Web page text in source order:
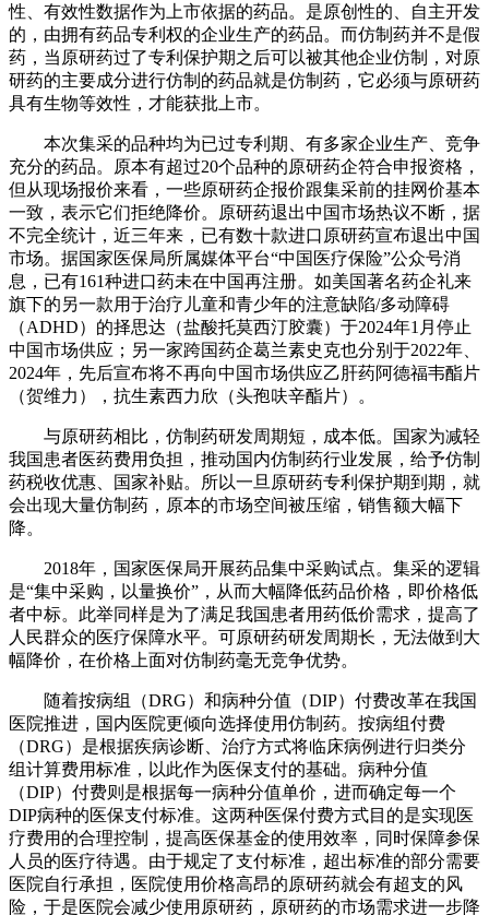
性、有效性数据作为上市依据的药品。是原创性的、自主开发
的，由拥有药品专利权的企业生产的药品。而仿制药并不是假
药，当原研药过了专利保护期之后可以被其他企业仿制，对原
研药的主要成分进行仿制的药品就是仿制药，它必须与原研药
具有生物等效性，才能获批上市。
本次集采的品种均为已过专利期、有多家企业生产、竞争
充分的药品。原本有超过20个品种的原研药企符合申报资格，
但从现场报价来看，一些原研药企报价跟集采前的挂网价基本
一致，表示它们拒绝降价。原研药退出中国市场热议不断，据
不完全统计，近三年来，已有数十款进口原研药宣布退出中国
市场。据国家医保局所属媒体平台“中国医疗保险”公众号消
息，已有161种进口药未在中国再注册。如美国著名药企礼来
旗下的另一款用于治疗儿童和青少年的注意缺陷/多动障碍
（ADHD）的择思达（盐酸托莫西汀胶囊）于2024年1月停止
中国市场供应；另一家跨国药企葛兰素史克也分别于2022年、
2024年，先后宣布将不再向中国市场供应乙肝药阿德福韦酯片
（贺维力），抗生素西力欣（头孢呋辛酯片）。
与原研药相比，仿制药研发周期短，成本低。国家为减轻
我国患者医药费用负担，推动国内仿制药行业发展，给予仿制
药税收优惠、国家补贴。所以一旦原研药专利保护期到期，就
会出现大量仿制药，原本的市场空间被压缩，销售额大幅下
降。
2018年，国家医保局开展药品集中采购试点。集采的逻辑
是“集中采购，以量换价”，从而大幅降低药品价格，即价格低
者中标。此举同样是为了满足我国患者用药低价需求，提高了
人民群众的医疗保障水平。可原研药研发周期长，无法做到大
幅降价，在价格上面对仿制药毫无竞争优势。
随着按病组（DRG）和病种分值（DIP）付费改革在我国
医院推进，国内医院更倾向选择使用仿制药。按病组付费
（DRG）是根据疾病诊断、治疗方式将临床病例进行归类分
组计算费用标准，以此作为医保支付的基础。病种分值
（DIP）付费则是根据每一病种分值单价，进而确定每一个
DIP病种的医保支付标准。这两种医保付费方式目的是实现医
疗费用的合理控制，提高医保基金的使用效率，同时保障参保
人员的医疗待遇。由于规定了支付标准，超出标准的部分需要
医院自行承担，医院使用价格高昂的原研药就会有超支的风
险，于是医院会减少使用原研药，原研药的市场需求进一步降